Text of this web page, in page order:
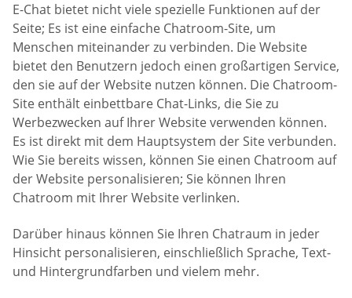
E-Chat bietet nicht viele spezielle Funktionen auf der
Seite; Es ist eine einfache Chatroom-Site, um
Menschen miteinander zu verbinden. Die Website
bietet den Benutzern jedoch einen großartigen Service,
den sie auf der Website nutzen können. Die Chatroom-
Site enthält einbettbare Chat-Links, die Sie zu
Werbezwecken auf Ihrer Website verwenden können.
Es ist direkt mit dem Hauptsystem der Site verbunden.
Wie Sie bereits wissen, können Sie einen Chatroom auf
der Website personalisieren; Sie können Ihren
Chatroom mit Ihrer Website verlinken.
Darüber hinaus können Sie Ihren Chatraum in jeder
Hinsicht personalisieren, einschließlich Sprache, Text-
und Hintergrundfarben und vielem mehr.